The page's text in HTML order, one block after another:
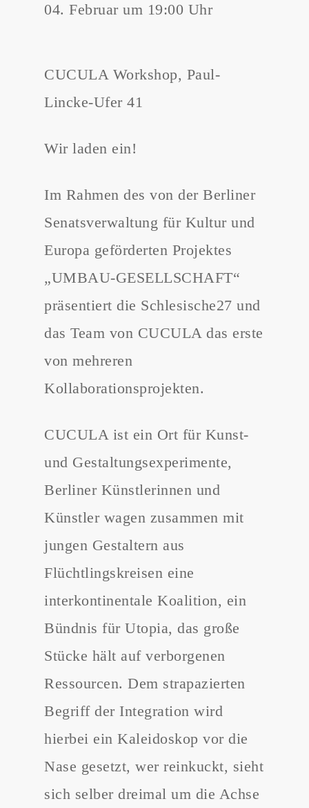
04. Februar um 19:00 Uhr
CUCULA Workshop, Paul-
Lincke-Ufer 41
Wir laden ein!
Im Rahmen des von der Berliner
Senatsverwaltung für Kultur und
Europa geförderten Projektes
„UMBAU-GESELLSCHAFT“
präsentiert die Schlesische27 und
das Team von CUCULA das erste
von mehreren
Kollaborationsprojekten.
CUCULA ist ein Ort für Kunst-
und Gestaltungsexperimente,
Berliner Künstlerinnen und
Künstler wagen zusammen mit
jungen Gestaltern aus
Flüchtlingskreisen eine
interkontinentale Koalition, ein
Bündnis für Utopia, das große
Stücke hält auf verborgenen
Ressourcen. Dem strapazierten
Begriff der Integration wird
hierbei ein Kaleidoskop vor die
Nase gesetzt, wer reinkuckt, sieht
sich selber dreimal um die Achse